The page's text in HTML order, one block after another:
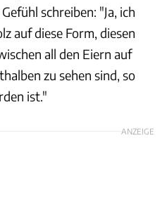
schreiben: "Ja, ich
auf diese Form, diesen
all den Eiern auf
zu sehen sind, so
ist."
ANZEIGE